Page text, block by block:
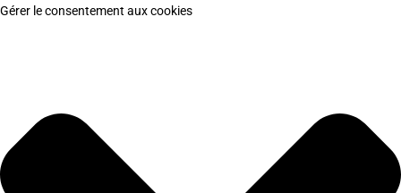
Gérer le consentement aux cookies